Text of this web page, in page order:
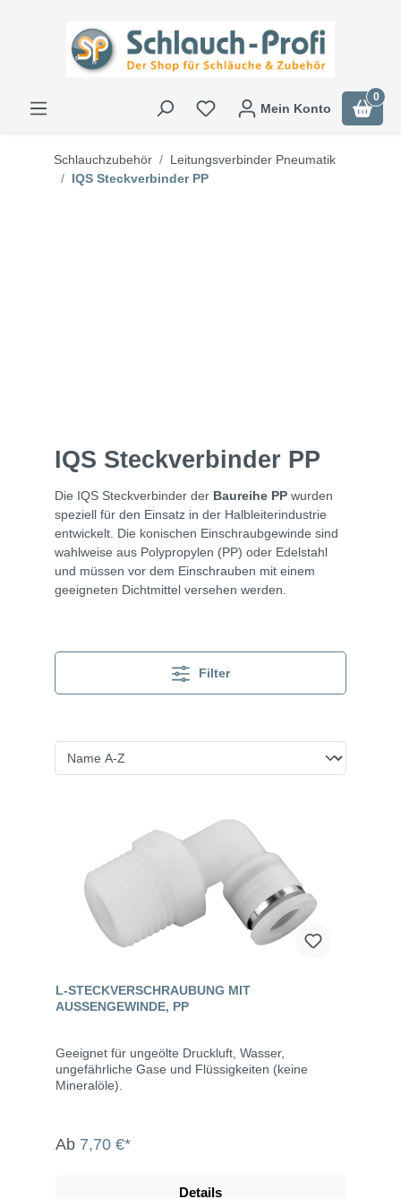
Mein Konto
0
Schlauchzubehör
Leitungsverbinder Pneumatik
IQS Steckverbinder PP
IQS Steckverbinder PP
Die IQS Steckverbinder der Baureihe PP wurden
speziell für den Einsatz in der Halbleiterindustrie
entwickelt. Die konischen Einschraubgewinde sind
wahlweise aus Polypropylen (PP) oder Edelstahl
und müssen vor dem Einschrauben mit einem
geeigneten Dichtmittel versehen werden.
Filter
L-STECKVERSCHRAUBUNG MIT
AUSSENGEWINDE, PP
Geeignet für ungeölte Druckluft, Wasser,
ungefährliche Gase und Flüssigkeiten (keine
Mineralöle).
Ab 7,70 €*
Details